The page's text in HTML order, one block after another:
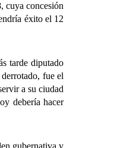
cuya concesión
éxito el 12
tarde diputado
fue el
a su ciudad
debería hacer
gubernativa y